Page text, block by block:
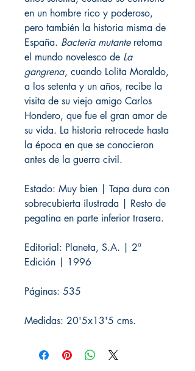
en un hombre rico y poderoso,
pero también la historia misma de
España. Bacteria mutanteretoma
el mundo novelesco de La
gangrena, cuando Lolita Moraldo,
a los setenta y un años, recibe la
visita de su viejo amigo Carlos
Hondero, que fue el gran amor de
su vida. La historia retrocede hasta
la época en que se conocieron
antes de la guerra civil.
Estado: Muy bien | Tapa dura con
sobrecubierta ilustrada | Resto de
pegatina en parte inferior trasera.
Editorial: Planeta, S.A. | 2ª
Edición | 1996
Páginas: 535
Medidas: 20'5x13'5 cms.